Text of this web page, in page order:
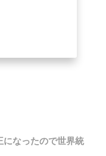
になったので世界統